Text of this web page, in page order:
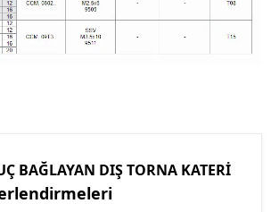
BAĞLAYAN DIŞ TORNA KATERİ